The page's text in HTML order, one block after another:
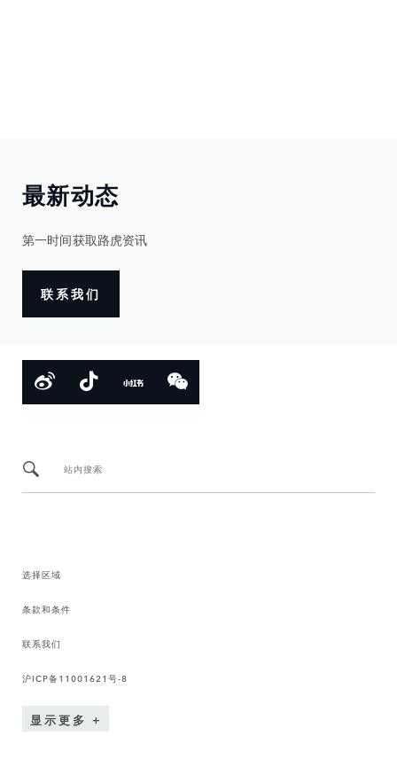
最新动态
第一时间获取路虎资讯
联系我们
站内搜索
选择区域
条款和条件
联系我们
沪ICP备11001621号-8
显示更多